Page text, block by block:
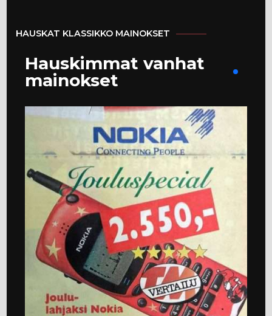
HAUSKAT KLASSIKKO MAINOKSET
Hauskimmat vanhat
mainokset